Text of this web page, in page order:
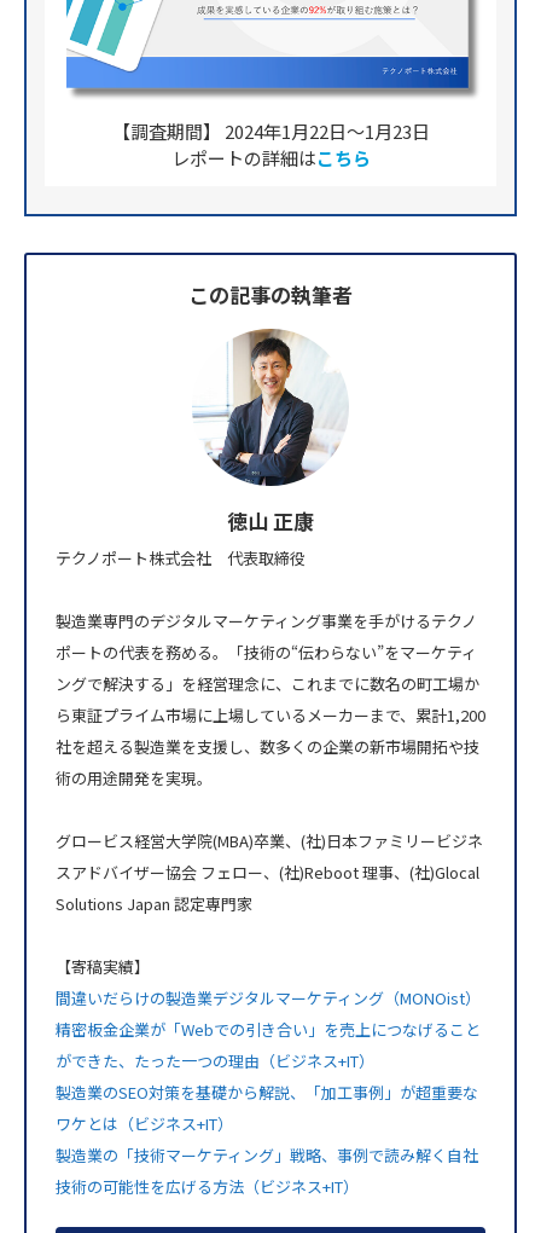
【調査期間】 2024年1月22日〜1月23日
レポートの詳細はこちら
この記事の執筆者
徳山 正康
テクノポート株式会社 代表取締役
製造業専門のデジタルマーケティング事業を手がけるテクノ
ポートの代表を務める。「技術の“伝わらない”をマーケティ
ングで解決する」を経営理念に、これまでに数名の町工場か
ら東証プライム市場に上場しているメーカーまで、累計1,200
社を超える製造業を支援し、数多くの企業の新市場開拓や技
術の用途開発を実現。
グロービス経営大学院(MBA)卒業、(社)日本ファミリービジネ
スアドバイザー協会 フェロー、(社)Reboot 理事、(社)Glocal
Solutions Japan 認定専門家
【寄稿実績】
間違いだらけの製造業デジタルマーケティング（MONOist）
精密板金企業が「Webでの引き合い」を売上につなげること
ができた、たった一つの理由（ビジネス+IT）
製造業のSEO対策を基礎から解説、「加工事例」が超重要な
ワケとは（ビジネス+IT）
製造業の「技術マーケティング」戦略、事例で読み解く自社
技術の可能性を広げる方法（ビジネス+IT）